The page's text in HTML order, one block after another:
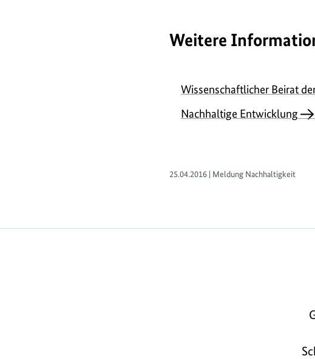
Weitere
Wissenschaftlicher Beirat
Nachhaltige Entwicklung
25.04.2016 | Meldung Nachhaltigkeit